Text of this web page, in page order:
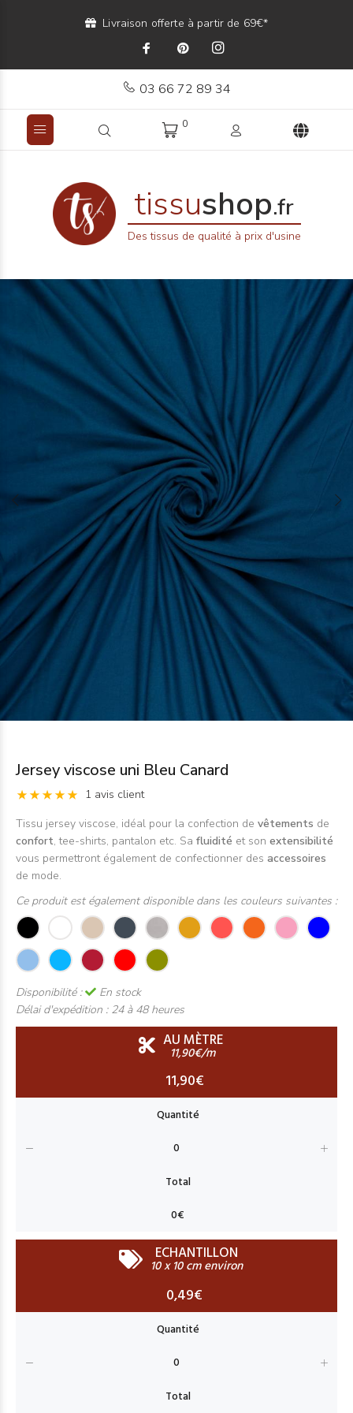
Livraison offerte à partir de 69€*
03 66 72 89 34
0
tissushop.fr
Des tissus de qualité à prix d'usine
Jersey viscose uni Bleu Canard
1 avis client
Tissu jersey viscose, idéal pour la confection de vêtements de
confort, tee-shirts, pantalon etc. Sa fluidité et son extensibilité
vous permettront également de confectionner des accessoires
de mode.
Ce produit est également disponible dans les couleurs suivantes :
Disponibilité :
En stock
Délai d'expédition : 24 à 48 heures
AU MÈTRE
11,90€/m
11,90€
ECHANTILLON
10 x 10 cm environ
0,49€